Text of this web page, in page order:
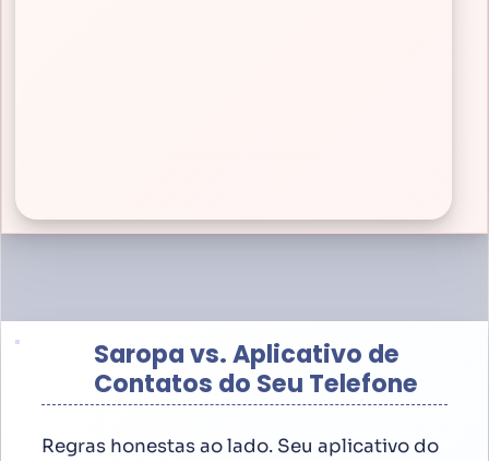
Saropa vs. Aplicativo de
Contatos do Seu Telefone
Regras honestas ao lado. Seu aplicativo do